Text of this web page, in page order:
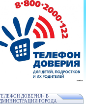
ДОВЕРИЯ» В
ГОРОДА